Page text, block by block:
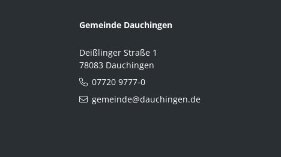
Gemeinde Dauchingen
Deißlinger Straße 1
78083 Dauchingen
07720 9777-0
gemeinde@dauchingen.de